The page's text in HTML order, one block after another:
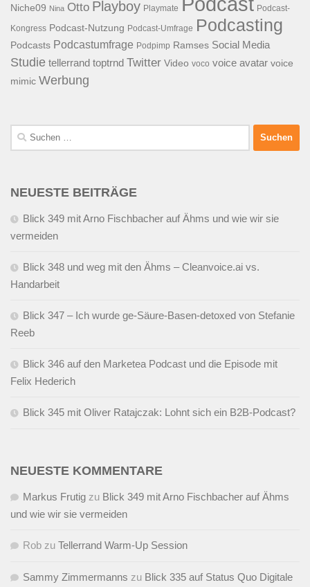
Niche09 Nina Otto Playboy Playmate Podcast-
Kongress Podcast-Nutzung Podcast-Umfrage Podcasting
Podcasts Podcastumfrage Podpimp Ramses Social Media
Studie tellerrand toptrnd Twitter Video voco voice avatar voice
mimic Werbung
Suchen
nach:
NEUESTE BEITRÄGE
Blick 349 mit Arno Fischbacher auf Ähms und wie wir sie
vermeiden
Blick 348 und weg mit den Ähms – Cleanvoice.ai vs.
Handarbeit
Blick 347 – Ich wurde ge-Säure-Basen-detoxed von Stefanie
Reeb
Blick 346 auf den Marketea Podcast und die Episode mit
Felix Hederich
Blick 345 mit Oliver Ratajczak: Lohnt sich ein B2B-Podcast?
NEUESTE KOMMENTARE
Markus Frutig zu Blick 349 mit Arno Fischbacher auf Ähms
und wie wir sie vermeiden
Rob zu Tellerrand Warm-Up Session
Sammy Zimmermanns zu Blick 335 auf Status Quo Digitale